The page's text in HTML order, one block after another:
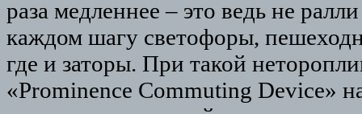
раза медленнее – это ведь не
каждом шагу светофоры,
где и заторы. При такой
«Prominence Commuting Device»